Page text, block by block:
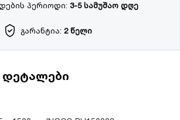
პერიოდი: 3-5 სამუშაო დღე
გარანტია: 2 წელი